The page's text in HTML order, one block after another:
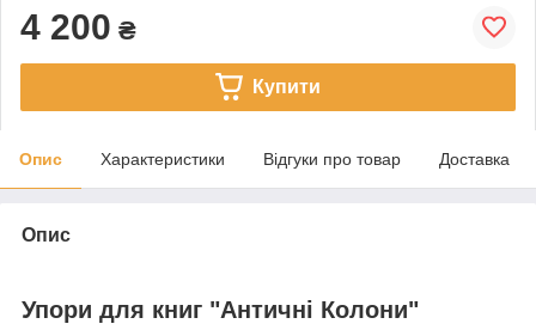
4 200 ₴
Купити
Опис Характеристики Відгуки про товар Доставка
Опис
Упори для книг "Античні Колони"